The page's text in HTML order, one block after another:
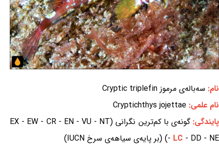
نام: سه‌باله‌ی مرموز Cryptic triplefin
نام علمی: Cryptichthys jojettae
پایندگی:
گونه‌ی با کم‌ترین نگرانی (EX - EW - CR - EN - VU - NT
- LC - DD - NE) (بر پایه‌ی سیاهه‌ی سرخ IUCN)